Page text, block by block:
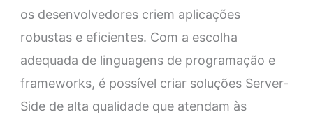
os desenvolvedores criem aplicações
robustas e eficientes. Com a escolha
adequada de linguagens de programação e
frameworks, é possível criar soluções Server-
Side de alta qualidade que atendam às